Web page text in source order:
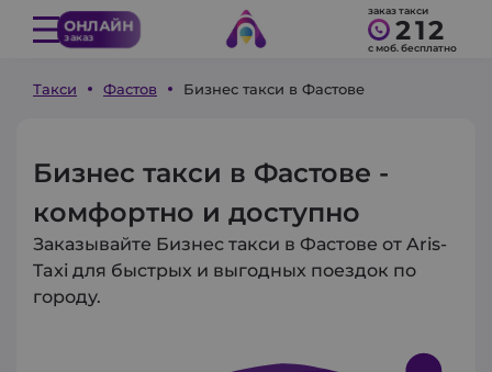
ОНЛАЙН
заказ
заказ такси
212
с моб. бесплатно
Такси Фастов Бизнес такси в Фастове
Бизнес такси в Фастове -
комфортно и доступно
Заказывайте Бизнес такси в Фастове от Aris-
Taxi для быстрых и выгодных поездок по
городу.